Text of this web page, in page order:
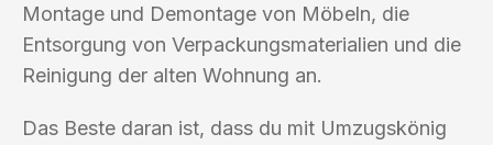
Montage und Demontage von Möbeln, die
Entsorgung von Verpackungsmaterialien und die
Reinigung der alten Wohnung an.
Das Beste daran ist, dass du mit Umzugskönig